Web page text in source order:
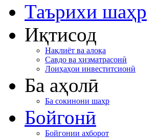
Таърихи шаҳр
Иқтисод
Нақлиёт ва алоқа
Савдо ва хизматрасонӣ
Лоиҳаҳои инвеститсионӣ
Ба аҳолӣ
Ба сокинони шаҳр
Бойгонӣ
Бойгонии ахборот